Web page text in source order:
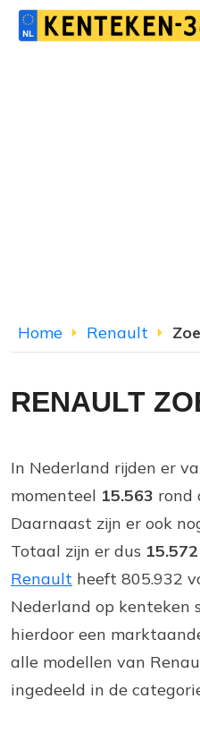
Home Renault Zoe
RENAULT
In Nederland rijden er
momenteel 15.563 rond
Daarnaast zijn er ook
Totaal zijn er dus 15.572
Renault heeft 805.932
Nederland op kenteken
hierdoor een
alle modellen van
ingedeeld in de